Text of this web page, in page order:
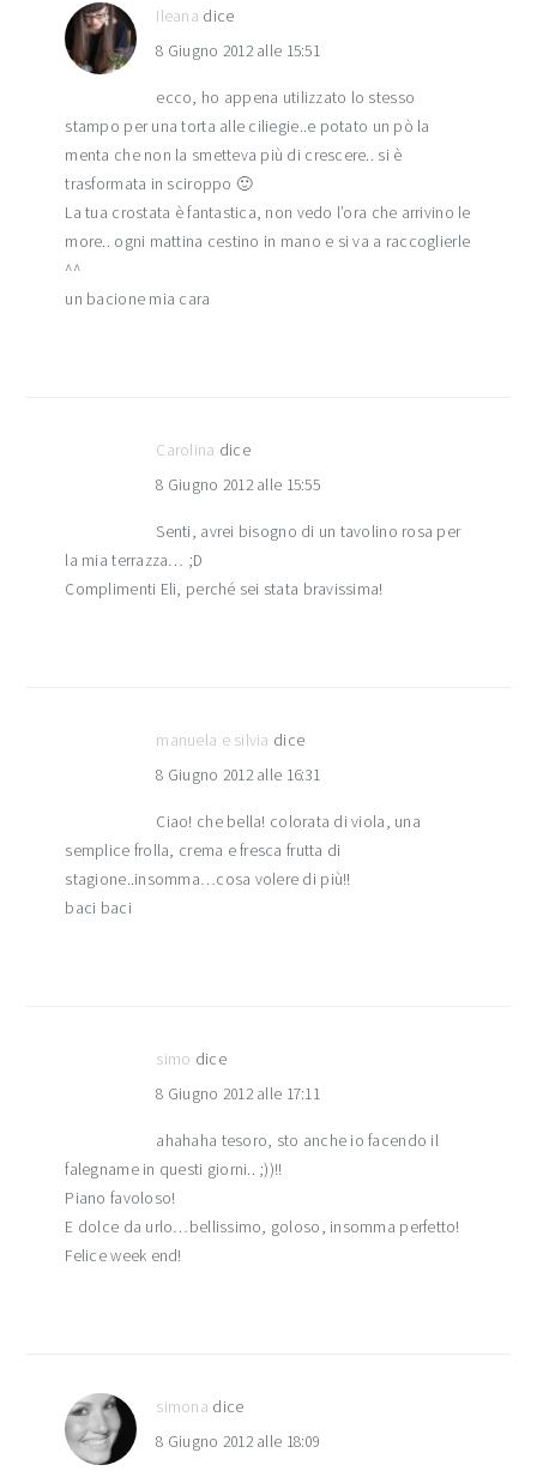
Ileana dice
8 Giugno 2012 alle 15:51
ecco, ho appena utilizzato lo stesso
stampo per una torta alle ciliegie..e potato un pò la
menta che non la smetteva più di crescere.. si è
trasformata in sciroppo 🙂
La tua crostata è fantastica, non vedo l’ora che arrivino le
more.. ogni mattina cestino in mano e si va a raccoglierle
^^
un bacione mia cara
Carolina dice
8 Giugno 2012 alle 15:55
Senti, avrei bisogno di un tavolino rosa per
la mia terrazza… ;D
Complimenti Eli, perché sei stata bravissima!
manuela e silvia dice
8 Giugno 2012 alle 16:31
Ciao! che bella! colorata di viola, una
semplice frolla, crema e fresca frutta di
stagione..insomma…cosa volere di più!!
baci baci
simo dice
8 Giugno 2012 alle 17:11
ahahaha tesoro, sto anche io facendo il
falegname in questi giorni.. ;))!!
Piano favoloso!
E dolce da urlo…bellissimo, goloso, insomma perfetto!
Felice week end!
simona dice
8 Giugno 2012 alle 18:09